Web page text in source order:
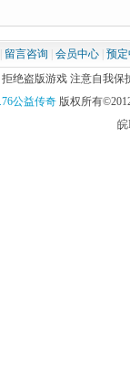
留言咨询 会员中心| 预
绝盗版游戏 注意自我保
公益传奇版权所有
皖